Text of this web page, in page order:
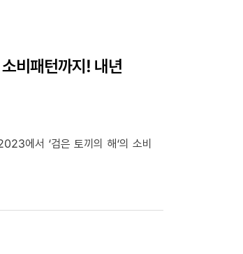
비패턴까지! 내년
에서 ‘검은 토끼의 해‘의 소비